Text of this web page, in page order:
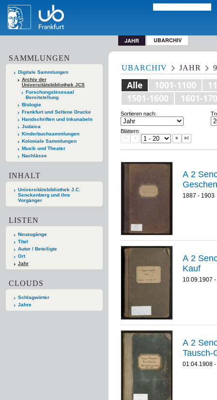
JAHR UBARCHIV
SAMMLUNGEN
Digitale Sammlungen
Archiv der
Universitätsbibliothek JCS
Forschungslesesaal
Bereitstellung
Biologie
Frankfurt und Seltene Drucke
Handschriften und Inkunabeln
Judaica
Kinderbuchsammlungen
Koloniale Sammlungen
Musik und Theater
Nachlässe
INHALT
Universitätsbibliothek J.C.
Senckenberg und ihre
Vorgänger
LISTEN
Neuzugänge
Titel
Autor / Beteiligte
Ort
Jahr
CLOUDS
Schlagwörter
Jahre
UBARCHIV JAHR
Alle 1001-1100
1501-1600
1601-
Sortieren nach:
Blättern:
A 2
1887 - 1903
A 2
Kauf
10.09.1907
A 2
Tausch-
01.04.1908